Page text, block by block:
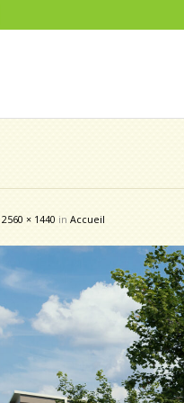
2560 × 1440 in Accueil